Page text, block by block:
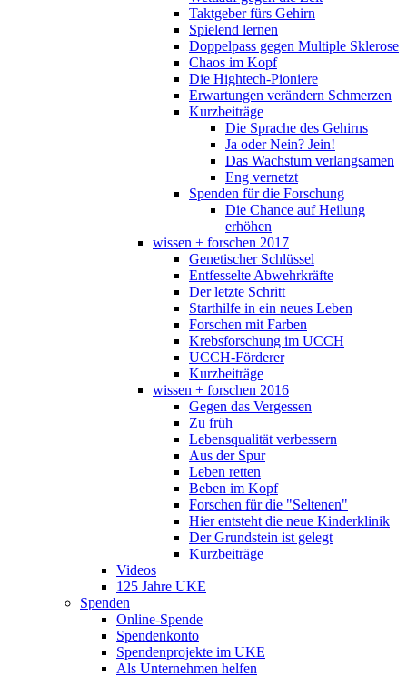
Taktgeber fürs Gehirn
Spielend lernen
Doppelpass gegen Multiple Sklerose
Chaos im Kopf
Die Hightech-Pioniere
Erwartungen verändern Schmerzen
Kurzbeiträge
Die Sprache des Gehirns
Ja oder Nein? Jein!
Das Wachstum verlangsamen
Eng vernetzt
Spenden für die Forschung
Die Chance auf Heilung
erhöhen
wissen + forschen 2017
Genetischer Schlüssel
Entfesselte Abwehrkräfte
Der letzte Schritt
Starthilfe in ein neues Leben
Forschen mit Farben
Krebsforschung im UCCH
UCCH-Förderer
Kurzbeiträge
wissen + forschen 2016
Gegen das Vergessen
Zu früh
Lebensqualität verbessern
Aus der Spur
Leben retten
Beben im Kopf
Forschen für die "Seltenen"
Hier entsteht die neue Kinderklinik
Der Grundstein ist gelegt
Kurzbeiträge
Videos
125 Jahre UKE
Spenden
Online-Spende
Spendenkonto
Spendenprojekte im UKE
Als Unternehmen helfen